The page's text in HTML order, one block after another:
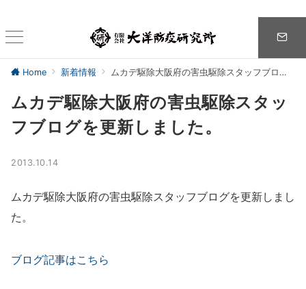
Home 新着情報 ムカデ駆除大阪府の害虫駆除スタッフブログを更新しました。
ムカデ駆除大阪府の害虫駆除スタッ
フブログを更新しました。
2013.10.14
ムカデ駆除大阪府の害虫駆除スタッフブログを更新しまし
た。
ブログ記事はこちら